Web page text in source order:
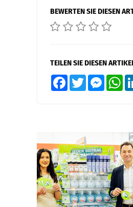
BEWERTEN SIE DIESEN
TEILEN SIE DIESEN
FacebookTwitter Messenger